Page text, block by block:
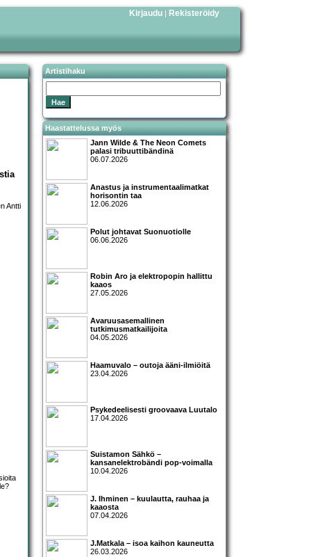
Kirjaudu | Rekisteröidy
Artistihaku
Haastattelussa myös
Jann Wilde & The Neon Comets
palasi tribuuttibändinä
06.07.2026
Anastus ja instrumentaalimatkat
horisontin taa
12.06.2026
Polut johtavat Suonuotiolle
06.06.2026
Robin Aro ja elektropopin hallittu
kaaos
27.05.2026
Avaruusasemallinen
tutkimusmatkailijoita
04.05.2026
Haamuvalo – outoja ääni-ilmiöitä
23.04.2026
Psykedeelisesti groovaava Luutalo
17.04.2026
Suistamon Sähkö –
kansanelektrobändi pop-voimalla
10.04.2026
J. Ihminen – kuulautta, rauhaa ja
kaaosta
07.04.2026
J.Matkala – isoa kaihon kauneutta
26.03.2026